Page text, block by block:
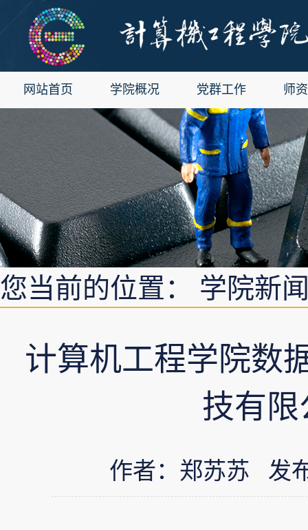
网站首页 学院概况 党群工作 师
您当前的位置： 学院新
计算机工程学院数
技有
作者：郑苏苏 发